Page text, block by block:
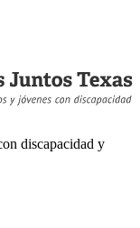
discapacidad y